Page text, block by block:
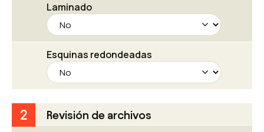
Laminado
Esquinas redondeadas
2 Revisión de archivos